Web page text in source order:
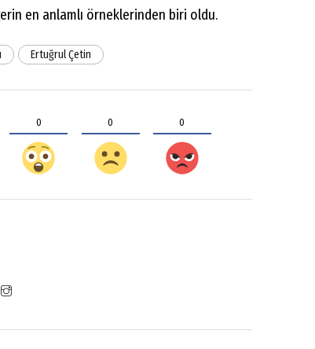
en anlamlı örneklerinden biri oldu.
Ertuğrul Çetin
0 0 0